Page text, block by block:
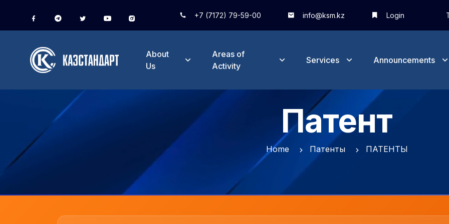
+7 (7172) 79-59-00 info@ksm.kz Login
About
Us
Areas of
Activity
Services Announcements
Патент
Home Патенты ПАТЕНТЫ